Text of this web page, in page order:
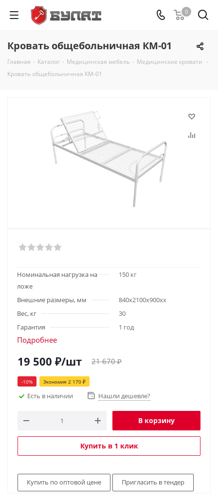
0
Кровать общебольничная КМ-01
Главная - Каталог - Медицинская мебель - Медицинские кровати -
Кровать общебольничная КМ-01
Номинальная нагрузка на
ложе
150 кг
Внешние размеры, мм
840x2100x900хх
Вес, кг
30
Гарантия
1 год
Подробнее
19 500 ₽/шт 21 670₽
-10% Экономия 2 170 ₽
Есть в наличии Нашли дешевле?
В корзину
Купить в 1 клик
Купить по оптовой цене Пригласить в тендер